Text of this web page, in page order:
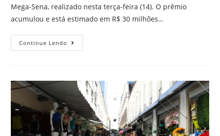
Mega-Sena, realizado nesta terça-feira (14). O prêmio
acumulou e está estimado em R$ 30 milhões…
Continue Lendo